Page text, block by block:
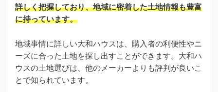
詳しく把握しており、地域に密着した土地情報も豊富
に持っています。
地域事情に詳しい大和ハウスは、購入者の利便性やニ
ーズに合った土地を探し出すことができます。大和ハ
ウスの土地選びは、他のメーカーよりも評判が良いこ
とで知られています。